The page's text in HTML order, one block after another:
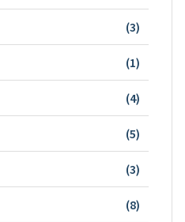
(3)
(1)
(4)
(5)
(3)
(8)